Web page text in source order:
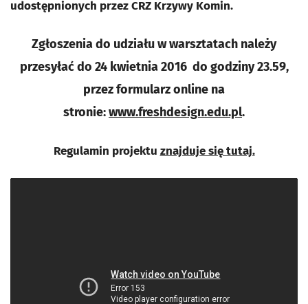
udostępnionych przez CRZ Krzywy Komin.
Zgłoszenia do udziału w warsztatach należy
przesyłać do 24 kwietnia 2016 do godziny 23.59,
przez formularz online na
stronie:www.freshdesign.edu.pl.
Regulamin projektu znajduje się tutaj.